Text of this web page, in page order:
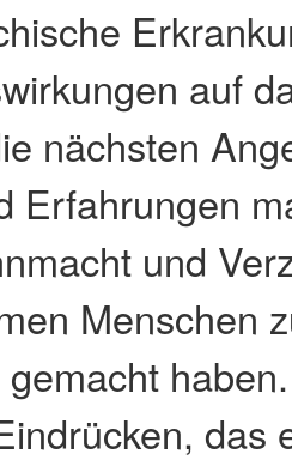
auf
nächsten
Erfahrungen
und
Menschen
das